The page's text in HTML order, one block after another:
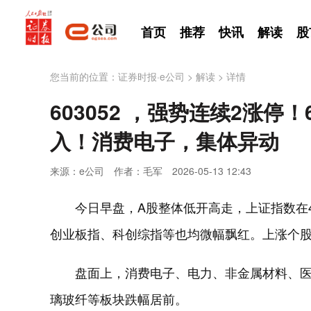
首页 推荐 快讯 解读
您当前的位置： 证券时报·e公司 > 解读 > 详情
603052 ，强势连续2涨停
入！消费电子，集体异动
来源：e公司 作者：毛军 2026-05-13 12:43
今日早盘，A股整体低开高走，上证指数
创业板指、科创综指等也均微幅飘红。上涨个
盘面上，消费电子、电力、非金属材料、
璃玻纤等板块跌幅居前。